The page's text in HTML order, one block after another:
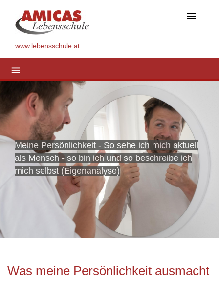
menu
www.lebensschule.at
menu
Meine Persönlichkeit - So sehe ich mich aktuell
als Mensch - so bin ich und so beschreibe ich
mich selbst (Eigenanalyse)
Was meine Persönlichkeit ausmacht